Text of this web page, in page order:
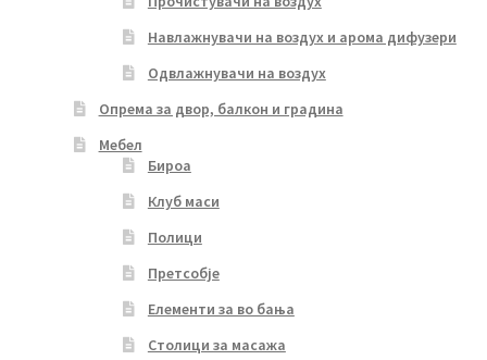
Навлажнувачи на воздух и арома дифузери
Одвлажнувачи на воздух
Опрема за двор, балкон и градина
Мебел
Бироа
Клуб маси
Полици
Претсобје
Елементи за во бања
Столици за масажа